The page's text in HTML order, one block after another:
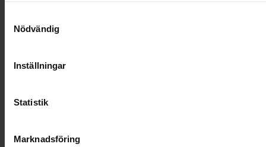
Nödvändig
Inställningar
Statistik
Marknadsföring